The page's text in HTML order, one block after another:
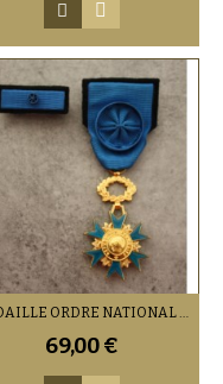
MÉDAILLE ORDRE NATIONAL DU MÉRITE OFFICIER AVEC BARRETTE
69,00 €